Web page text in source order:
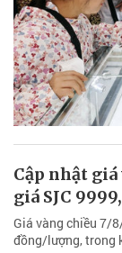
Cập nhật giá
giá SJC
Giá vàng chiều 7/
đồng/lượng, trong